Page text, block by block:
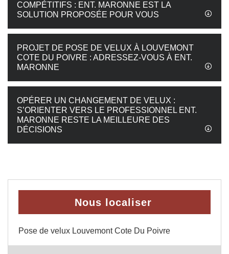
COMPÉTITIFS : ENT. MARONNE EST LA
SOLUTION PROPOSÉE POUR VOUS
PROJET DE POSE DE VELUX À LOUVEMONT
COTE DU POIVRE : ADRESSEZ-VOUS À ENT.
MARONNE
OPÉRER UN CHANGEMENT DE VELUX :
S’ORIENTER VERS LE PROFESSIONNEL ENT.
MARONNE RESTE LA MEILLEURE DES
DÉCISIONS
Nous localiser
Pose de velux Louvemont Cote Du Poivre